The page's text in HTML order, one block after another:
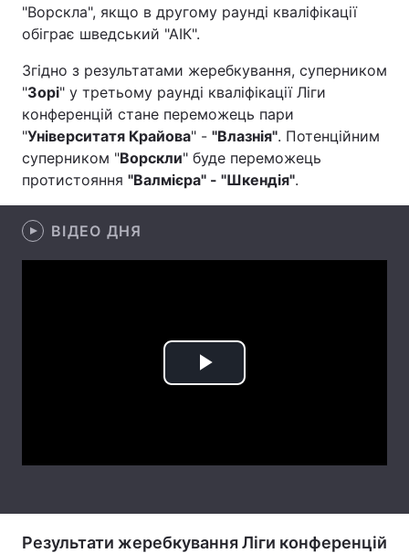
Техно і зв'язок Лайт
Здоров'я Туризм
Цікавинки Погода
Екологія Регіони
Лонгріди
"Ворскла", якщо в другому раунді кваліфікації
обіграє шведський "АІК".
Згідно з результатами жеребкування, суперником
"Зорі" у третьому раунді кваліфікації Ліги
конференцій стане переможець пари
"Університатя Крайова" - "Влазнія". Потенційним
суперником "Ворскли" буде переможець
протистояння "Валмієра" - "Шкендія".
ВІДЕО ДНЯ
Play
Результати жеребкування Ліги конференцій